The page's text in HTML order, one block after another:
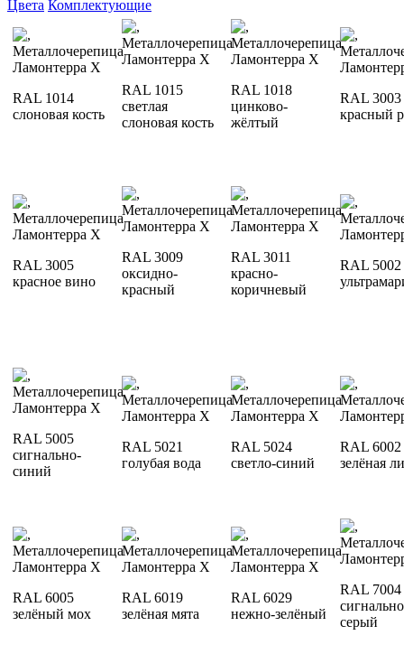
Цвета Комплектующие
RAL 1014
слоновая кость
RAL 1015
светлая
слоновая кость
RAL 1018
цинково-
жёлтый
RAL 3003
красный
RAL 3005
красное вино
RAL 3009
оксидно-
красный
RAL 3011
красно-
коричневый
RAL 5002
RAL 5005
сигнально-
синий
RAL 5021
голубая вода
RAL 5024
светло-синий
RAL 6002
зелёная
RAL 6005
зелёный мох
RAL 6019
зелёная мята
RAL 6029
нежно-зелёный
RAL 7004
серый